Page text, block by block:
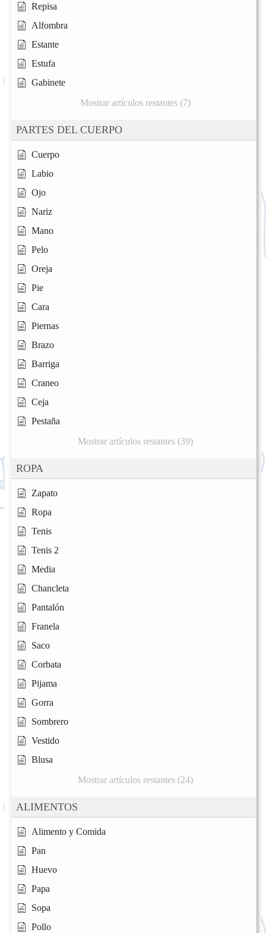
Repisa
Alfombra
Estante
Estufa
Gabinete
Mostrar artículos restantes (7)
PARTES DEL CUERPO
Cuerpo
Labio
Ojo
Nariz
Mano
Pelo
Oreja
Pie
Cara
Piernas
Brazo
Barriga
Craneo
Ceja
Pestaña
Mostrar artículos restantes (39)
ROPA
Zapato
Ropa
Tenis
Tenis 2
Media
Chancleta
Pantalón
Franela
Saco
Corbata
Pijama
Gorra
Sombrero
Vestido
Blusa
Mostrar artículos restantes (24)
ALIMENTOS
Alimento y Comida
Pan
Huevo
Papa
Sopa
Pollo